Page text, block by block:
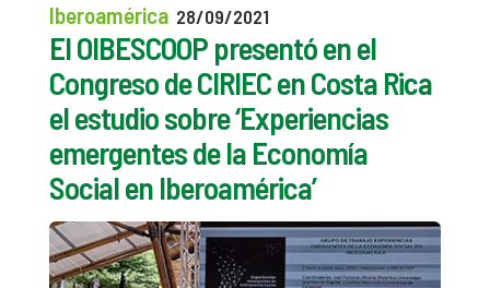
Iberoamérica 28/09/2021
El OIBESCOOP presentó en el
Congreso de CIRIEC en Costa Rica
el estudio sobre ‘Experiencias
emergentes de la Economía
Social en Iberoamérica’